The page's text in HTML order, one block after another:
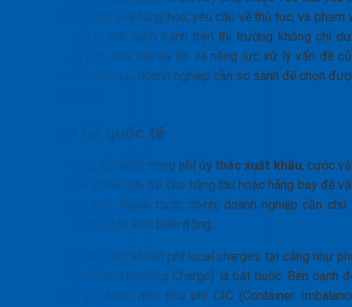
như: độ phức tạp của hàng hóa, yêu cầu về thủ tục, và phạm
công việc. Mức phí cạnh tranh trên thị trường không chỉ
vào giá, mà còn dựa vào uy tín và năng lực xử lý vấn đề
nhà cung cấp dịch vụ, doanh nghiệp cần so sánh để chọn
đối tác phù hợp.
Phí vận tải quốc tế
Chiếm tỷ trọng lớn nhất trong phí ủy thác xuất khẩu, cước
tải quốc tế là khoản phí trả cho hãng tàu hoặc hãng bay để
chuyển hàng hóa. Ngoài cước chính, doanh nghiệp cần chú
đến các loại phụ phí luôn biến động.
Với đường biển, các khoản phí local charges tại cảng như
phí THC (Terminal Handling Charge) là bắt buộc. Bên cạnh
là các phụ phí khác như phụ phí CIC (Container